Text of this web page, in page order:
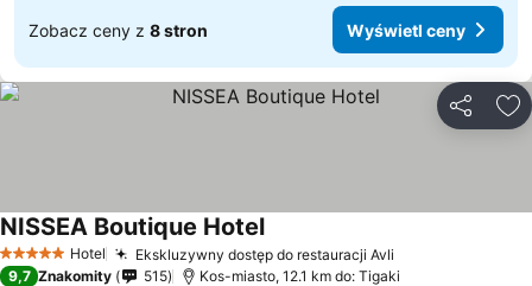
Zobacz ceny z 8 stron Wyświetl ceny
5 KategoriaHotel Ekskluzywny dostęp do restauracji Avli
NISSEA Boutique Hotel
9,7 Znakomity 515 Kos-miasto, 12.1 km do: Tigaki